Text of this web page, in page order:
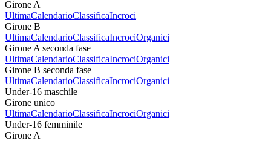
Girone A
UltimaCalendarioClassificaIncroci
Girone B
UltimaCalendarioClassificaIncrociOrganici
Girone A seconda fase
UltimaCalendarioClassificaIncrociOrganici
Girone B seconda fase
UltimaCalendarioClassificaIncrociOrganici
Under-16 maschile
Girone unico
UltimaCalendarioClassificaIncrociOrganici
Under-16 femminile
Girone A